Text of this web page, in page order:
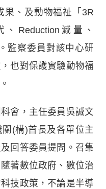
果、及動物福祉「3R
、Reduction減量、
監察委員對該中心研
也對保護實驗動物福
會，主任委員吳誠文
(構)首長及各單位主
回答委員提問。召集
著數位政府、數位治
技政策，不論是半導